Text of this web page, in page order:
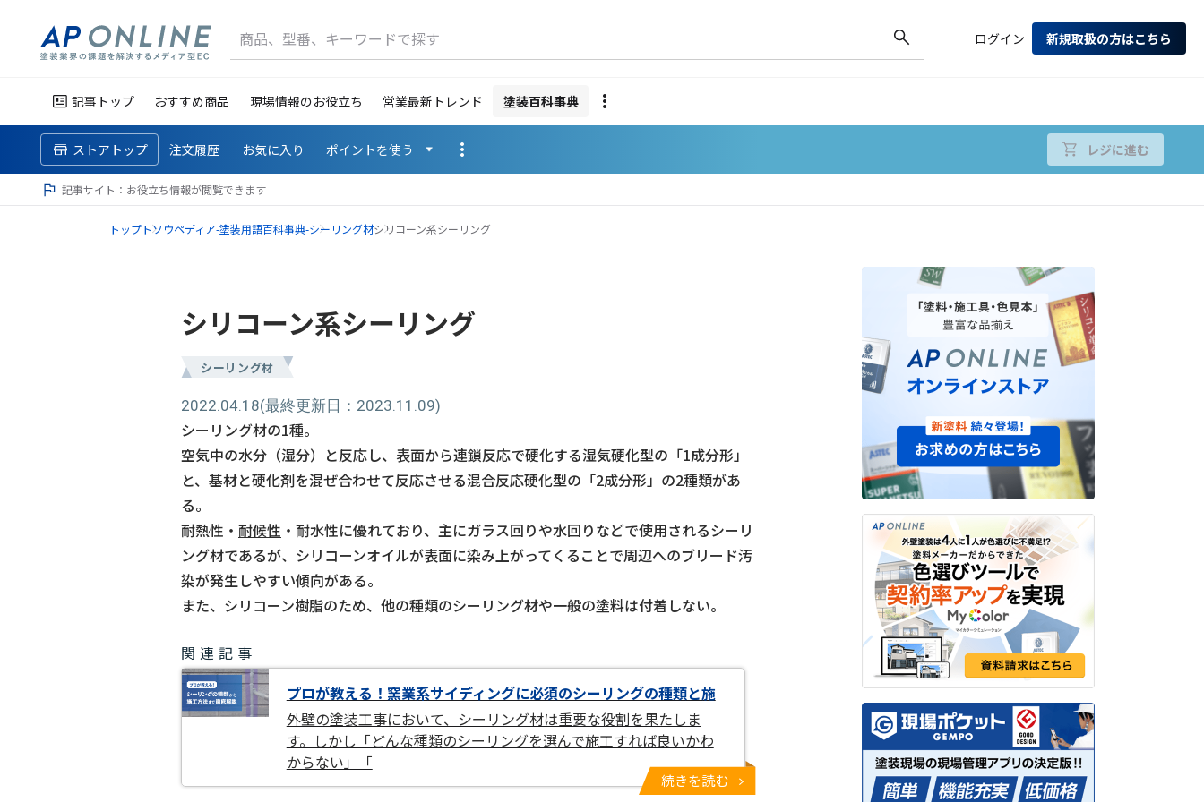
商品、型番、キーワードで探す ログイン 新規取扱の方はこちら
記事トップ おすすめ商品 現場情報のお役立ち 営業最新トレンド 塗装百科事典
ストアトップ 注文履歴 お気に入り ポイントを使う レジに進む
記事サイト：お役立ち情報が閲覧できます
トップトソウペディア-塗装用語百科事典-シーリング材シリコーン系シーリング
シリコーン系シーリング
シーリング材
2022.04.18(最終更新日：2023.11.09)
シーリング材の1種。
空気中の水分（湿分）と反応し、表面から連鎖反応で硬化する湿気硬化型の「1成分形」
と、基材と硬化剤を混ぜ合わせて反応させる混合反応硬化型の「2成分形」の2種類があ
る。
耐熱性・ 耐候性 ・耐水性に優れており、主にガラス回りや水回りなどで使用されるシーリ
ング材であるが、シリコーンオイルが表面に染み上がってくることで周辺へのブリード汚
染が発生しやすい傾向がある。
また、シリコーン樹脂のため、他の種類のシーリング材や一般の塗料は付着しない。
関連記事
プロが教える！窯業系サイディングに必須のシーリングの種類と施
外壁の塗装工事において、シーリング材は重要な役割を果たしま
す。しかし「どんな種類のシーリングを選んで施工すれば良いかわ
からない」「
続きを読む